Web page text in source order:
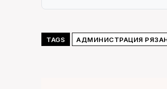
TAGS АДМИНИСТРАЦИЯ